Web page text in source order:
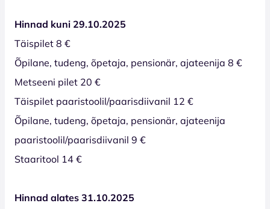
Hinnad kuni 29.10.2025
Täispilet 8 €
Õpilane, tudeng, õpetaja, pensionär, ajateenija 8 €
Metseeni pilet 20 €
Täispilet paaristoolil/paarisdiivanil 12 €
Õpilane, tudeng, õpetaja, pensionär, ajateenija
paaristoolil/paarisdiivanil 9 €
Staaritool 14 €
Hinnad alates 31.10.2025